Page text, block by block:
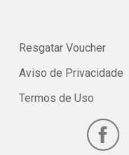
Resgatar Voucher
Aviso de Privacidade
Termos de Uso